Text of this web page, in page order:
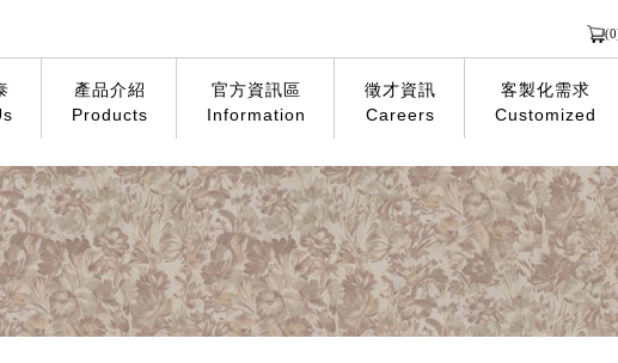
產品介紹
Products
官方資訊區
Information
徵才資訊
Careers
客製化需求
Customized